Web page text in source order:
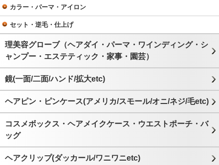
カラー・パーマ・アイロン
セット・逆毛・仕上げ
理美容グローブ（ヘアダイ・パーマ・ワインディング・シ
ャンプー・エステティック・家事・園芸）
鏡(一面/二面/ハンド/拡大etc)
ヘアピン・ピンケース(アメリカ/スモール/オニ/ネジ/毛etc)
コスメボックス・ヘアメイクケース・ウエストポーチ・バ
ッグ
ヘアクリップ(ダッカール/ワニワニetc)